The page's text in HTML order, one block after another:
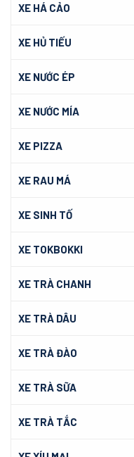
XE HÁ CẢO
XE HỦ TIẾU
XE NƯỚC ÉP
XE NƯỚC MÍA
XE PIZZA
XE RAU MÁ
XE SINH TỐ
XE TOKBOKKI
XE TRÀ CHANH
XE TRÀ DÂU
XE TRÀ ĐÀO
XE TRÀ SỮA
XE TRÀ TẮC